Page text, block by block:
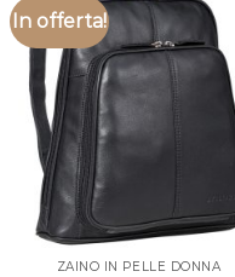
In offerta!
ZAINO IN PELLE DONNA